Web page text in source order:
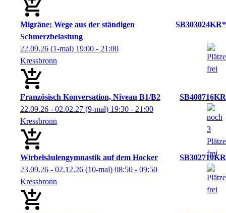
Migräne: Wege aus der ständigen
Schmerzbelastung
SB303024KR*
22.09.26 (1-mal) 19:00 - 21:00
Kressbronn
Französisch Konversation, Niveau B1/B2
SB408716KR
22.09.26 - 02.02.27 (9-mal) 19:30 - 21:00
Kressbronn
Wirbelsäulengymnastik auf dem Hocker
SB302710KR
23.09.26 - 02.12.26 (10-mal) 08:50 - 09:50
Kressbronn